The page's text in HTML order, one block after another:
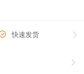
快速发货